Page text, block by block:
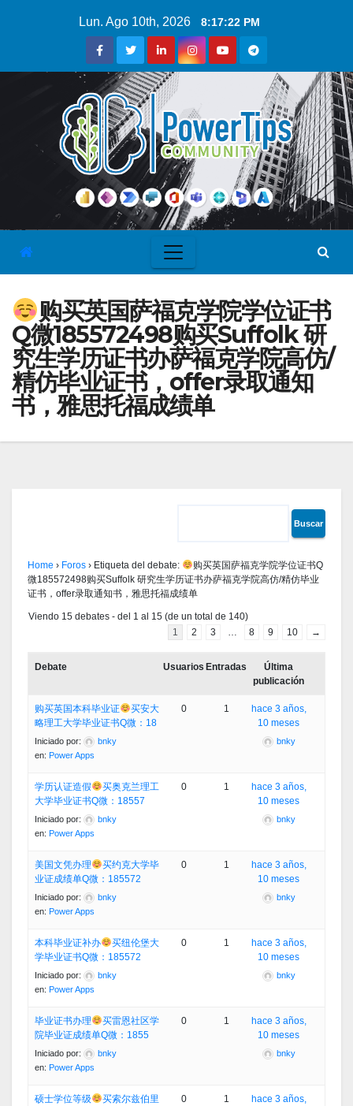
Lun. Ago 10th, 2026 8:17:22 PM
购买英国萨福克学院学位证书
Q微185572498购买Suffolk 研
究生学历证书办萨福克学院高仿/
精仿毕业证书，offer录取通知
书，雅思托福成绩单
Home › Foros › Etiqueta del debate:
购买英国萨福克学院学位证书Q
微185572498购买Suffolk 研究生学历证书办萨福克学院高仿/精仿毕业
证书，offer录取通知书，雅思托福成绩单
Viendo 15 debates - del 1 al 15 (de un total de 140)
1
2 3 … 8 9 10 →
Debate Usuarios Entradas
Última
publicación
购买英国本科毕业证
买安大
略理工大学毕业证书Q微：18
Iniciado por:
bnky
en: Power Apps
0 1
hace 3 años,
10 meses
bnky
学历认证造假
买奥克兰理工
大学毕业证书Q微：18557
Iniciado por:
bnky
en: Power Apps
0 1
hace 3 años,
10 meses
bnky
美国文凭办理
买约克大学毕
业证成绩单Q微：185572
Iniciado por:
bnky
en: Power Apps
0 1
hace 3 años,
10 meses
bnky
本科毕业证补办
买纽伦堡大
学毕业证书Q微：185572
Iniciado por:
bnky
en: Power Apps
0 1
hace 3 años,
10 meses
bnky
毕业证书办理
买雷恩社区学
院毕业证成绩单Q微：1855
Iniciado por:
bnky
en: Power Apps
0 1
hace 3 años,
10 meses
bnky
硕士学位等级
买索尔兹伯里
0 1
hace 3 años,